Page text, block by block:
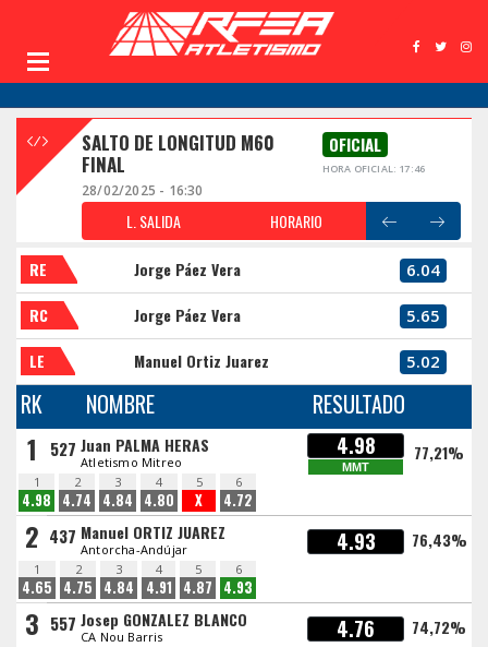
SALTO DE LONGITUD M60
FINAL
OFICIAL
HORA OFICIAL: 17:46
28/02/2025 - 16:30
L. SALIDA HORARIO
RE Jorge Páez Vera 6.04
RC Jorge Páez Vera 5.65
LE Manuel Ortiz Juarez 5.02
RK NOMBRE RESULTADO
1 527 Juan PALMA HERAS
Atletismo Mitreo
4.98
MMT
77,21%
1
4.98
2
4.74
3
4.84
4
4.80
5
X
6
4.72
2 437 Manuel ORTIZ JUAREZ
Antorcha-Andújar 4.93 76,43%
1
4.65
2
4.75
3
4.84
4
4.91
5
4.87
6
4.93
3 557 Josep GONZALEZ BLANCO
CA Nou Barris 4.76 74,72%